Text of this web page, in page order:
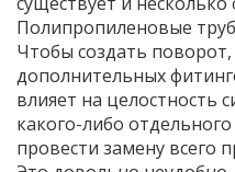
Полипропиленовые
Чтобы создать
дополнительных
влияет на целостность
какого-либо отдельного
провести замену всего